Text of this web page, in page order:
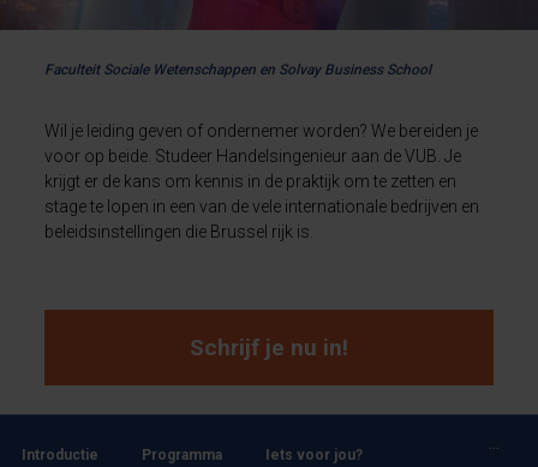
Faculteit Sociale Wetenschappen en Solvay Business School
Wil je leiding geven of ondernemer worden? We bereiden je
voor op beide. Studeer Handelsingenieur aan de VUB. Je
krijgt er de kans om kennis in de praktijk om te zetten en
stage te lopen in een van de vele internationale bedrijven en
beleidsinstellingen die Brussel rijk is.
Schrijf je nu in!
Introductie Programma Iets voor jou?